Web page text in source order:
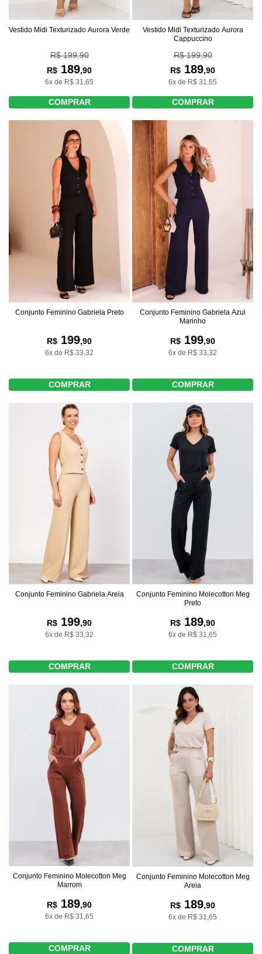
Vestido Midi Texturizado Aurora Verde
R$ 199,90
R$ 189,90
6x de R$ 31,65
COMPRAR
Vestido Midi Texturizado Aurora
Cappuccino
R$ 199,90
R$ 189,90
6x de R$ 31,65
COMPRAR
Conjunto Feminino Gabriela Preto
R$ 199,90
6x de R$ 33,32
COMPRAR
Conjunto Feminino Gabriela Azul
Marinho
R$ 199,90
6x de R$ 33,32
COMPRAR
Conjunto Feminino Gabriela Areia
R$ 199,90
6x de R$ 33,32
COMPRAR
Conjunto Feminino Molecotton Meg
Preto
R$ 189,90
6x de R$ 31,65
COMPRAR
Conjunto Feminino Molecotton Meg
Marrom
R$ 189,90
6x de R$ 31,65
COMPRAR
Conjunto Feminino Molecotton Meg
Areia
R$ 189,90
6x de R$ 31,65
COMPRAR